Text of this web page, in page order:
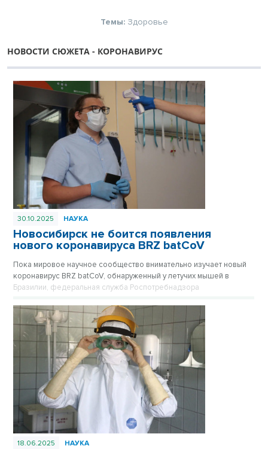
Темы: Здоровье
НОВОСТИ СЮЖЕТА - КОРОНАВИРУС
30.10.2025 НАУКА
Новосибирск не боится появления
нового коронавируса BRZ batCoV
Пока мировое научное сообщество внимательно изучает новый
коронавирус BRZ batCoV, обнаруженный у летучих мышей в
Бразилии, федеральная служба Роспотребнадзора
оперативном контроле.
18.06.2025 НАУКА